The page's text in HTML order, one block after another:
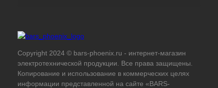
Copyright 2024 © bars-phoenix.ru - интернет-магазин
электротехнической продукции. Все права защищены.
Копирование и использование в коммерческих целях
информации представленной на сайте «BARS-